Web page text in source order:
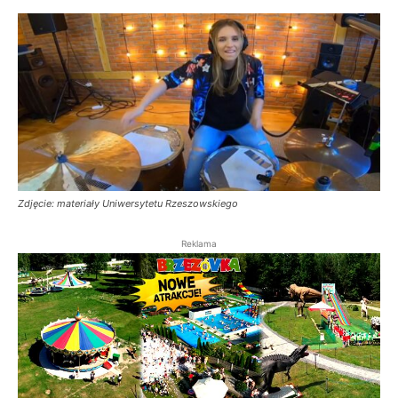
Zdjęcie: materiały Uniwersytetu Rzeszowskiego
Reklama